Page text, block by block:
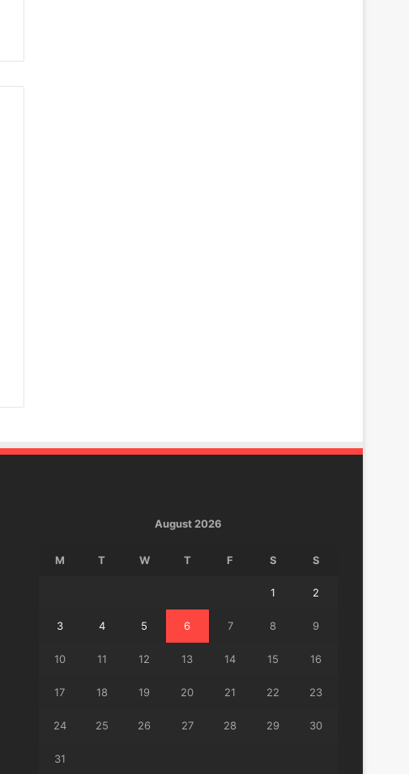
August 2026
M T W T F S S
1 2
3 4 5 6 7 8 9
10 11 12 13 14 15 16
17 18 19 20 21 22 23
24 25 26 27 28 29 30
31